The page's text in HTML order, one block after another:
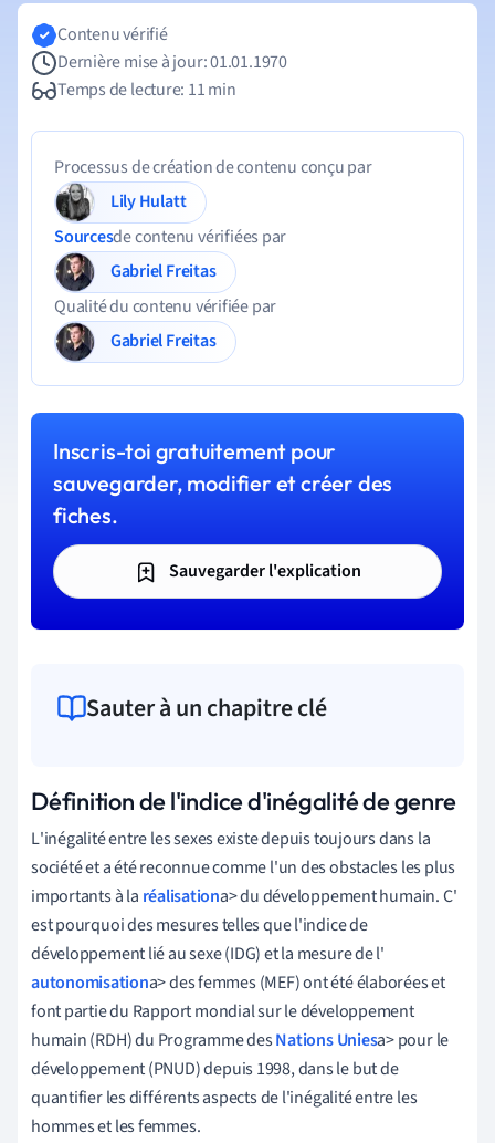
Contenu vérifié
Dernière mise à jour: 01.01.1970
Temps de lecture: 11 min
Processus de création de contenu conçu par
Lily Hulatt
Sourcesde contenu vérifiées par
Gabriel Freitas
Qualité du contenu vérifiée par
Gabriel Freitas
Inscris-toi gratuitement pour
sauvegarder, modifier et créer des
fiches.
Sauvegarder l'explication
Sauter à un chapitre clé
Définition de l'indice d'inégalité de genre
L'inégalitéentrelessexesexistedepuistoujoursdansla
sociétéetaétéreconnuecommel'undesobstacleslesplus
importantsàla réalisationa>dudéveloppementhumain.C'
estpourquoidesmesurestellesquel'indicede
développementliéausexe(IDG)etla mesuredel'
autonomisationa>desfemmes(MEF)ontétéélaboréeset
fontpartiedu Rapportmondialsurledéveloppement
humain(RDH)du ProgrammedesNations Uniesa>pourle
développement(PNUD)depuis1998,danslebutde
quantifierlesdifférentsaspectsdel'inégalitéentreles
hommesetlesfemmes.